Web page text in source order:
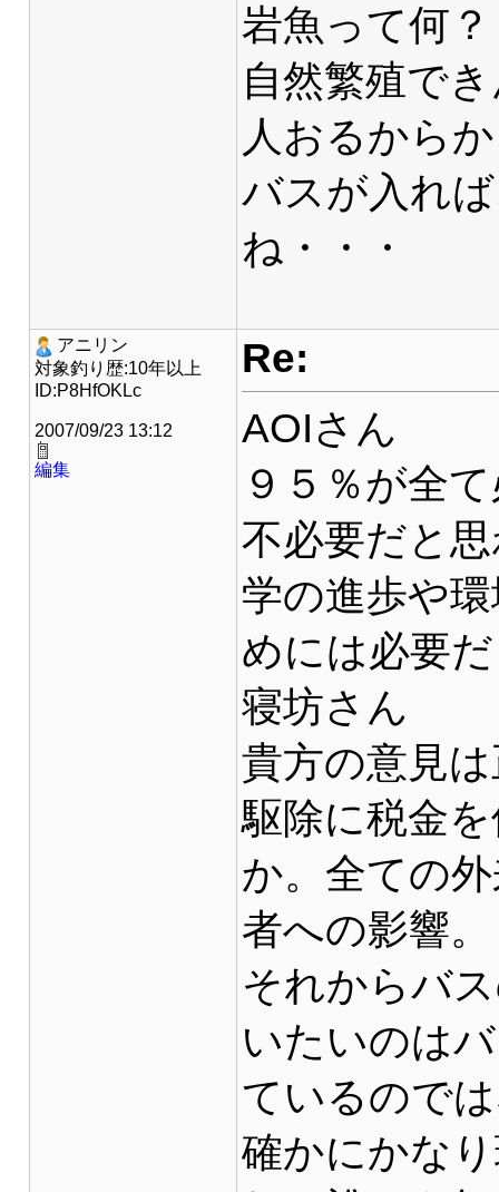
岩魚って何？
自然繁殖で
人おるから
バスが入れ
ね・・・
アニリン
対象釣り歴:10年以上
ID:P8HfOKLc
2007/09/23 13:12
編集
Re:
AOIさん
９５％が全
不必要だと
学の進歩や
めには必要
寝坊さん
貴方の意見
駆除に税金
か。全ての
者への影響。
それからバ
いたいのは
ているので
確かにかな